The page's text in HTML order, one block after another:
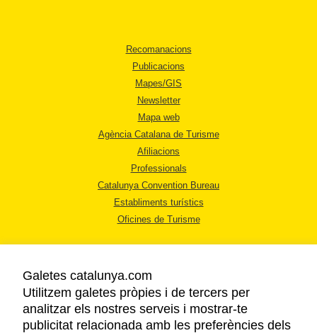
Recomanacions
Publicacions
Mapes/GIS
Newsletter
Mapa web
Agència Catalana de Turisme
Afiliacions
Professionals
Catalunya Convention Bureau
Establiments turístics
Oficines de Turisme
AVÍS LEGAL
Galetes catalunya.com
Utilitzem galetes pròpies i de tercers per
analitzar els nostres serveis i mostrar-te
publicitat relacionada amb les preferències dels